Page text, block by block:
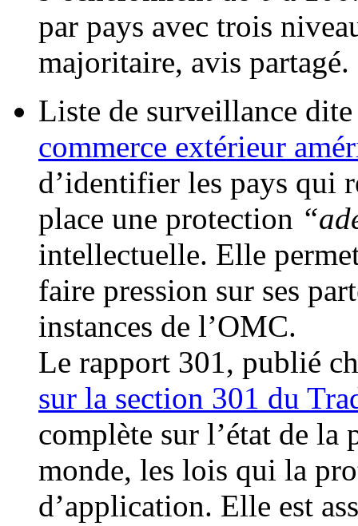
par pays avec trois
majoritaire, avis partagé.
Liste de surveillance
commerce extérieur
d’identifier les pays qui
place une protection
intellectuelle. Elle
faire pression sur ses
instances de l’OMC.
Le rapport 301, publié
sur la section 301 du
complète sur l’état de
monde, les lois qui la
d’application. Elle est